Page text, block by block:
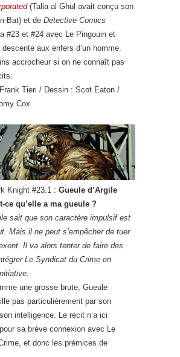
(Talia al Ghul avait conçu son
Bat) et de Detective Comics
#23 et #24 avec Le Pingouin et
descente aux enfers d’un homme.
accrocheur si on ne connaît pas
Tieri / Dessin : Scot Eaton /
Cox
Knight #23.1 : Gueule d’Argile
ce qu’elle a ma gueule ?
sait que son caractère impulsif est
Mais il ne peut s’empêcher de tuer
Il va alors tenter de faire des
Le Syndicat du Crime en
une grosse brute, Gueule
pas particulièrement par son
intelligence. Le récit n’a ici
sa brève connexion avec Le
et donc les prémices de